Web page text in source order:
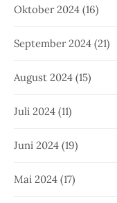
Oktober 2024 (16)
September 2024 (21)
August 2024 (15)
Juli 2024 (11)
Juni 2024 (19)
Mai 2024 (17)